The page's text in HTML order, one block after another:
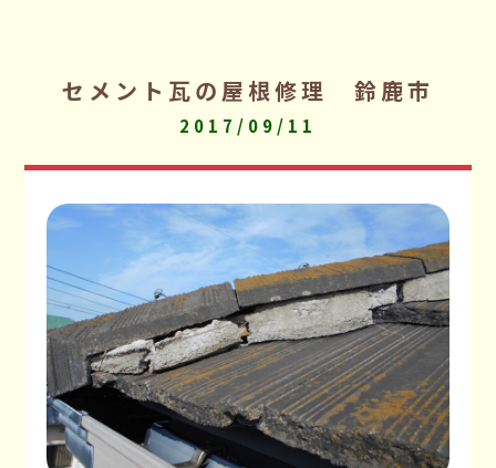
セメント瓦の屋根修理 鈴鹿市
2017/09/11